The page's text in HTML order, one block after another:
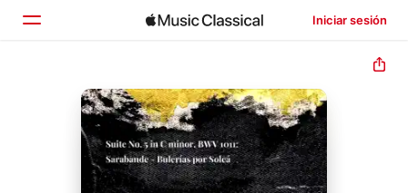
Iniciar sesión
Inicio
Explorar
Buscar